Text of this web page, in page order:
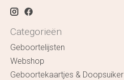
Categorieën
Geboortelijsten
Webshop
Geboortekaartjes & Doopsuiker